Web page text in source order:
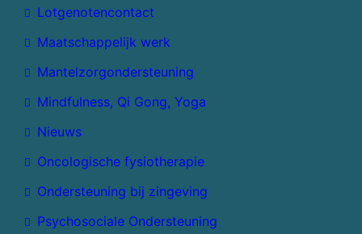
Lotgenotencontact
Maatschappelijk werk
Mantelzorgondersteuning
Mindfulness, Qi Gong, Yoga
Nieuws
Oncologische fysiotherapie
Ondersteuning bij zingeving
Psychosociale Ondersteuning